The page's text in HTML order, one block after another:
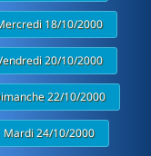
18/10/2000
20/10/2000
22/10/2000
Mardi 24/10/2000